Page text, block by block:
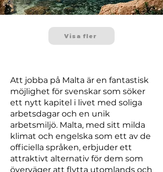
Visa fler
Att jobba på Malta är en fantastisk
möjlighet för svenskar som söker
ett nytt kapitel i livet med soliga
arbetsdagar och en unik
arbetsmiljö. Malta, med sitt milda
klimat och engelska som ett av de
officiella språken, erbjuder ett
attraktivt alternativ för dem som
överväger att flytta utomlands och